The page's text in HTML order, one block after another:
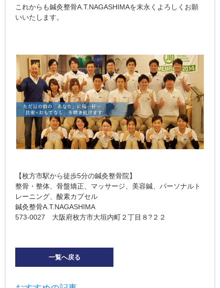
これからも鍼灸整骨A.T.NAGASHIMAを末永くよろしくお願
いいたします。
【枚方市駅から徒歩5分の鍼灸整骨院】
整骨・整体、骨盤矯正、マッサージ、美容鍼、パーソナルト
レーニング、酸素カプセル
鍼灸整骨A.T.NAGASHIMA
573-0027 大阪府枚方市大垣内町２丁目８?２２
一覧へ戻る